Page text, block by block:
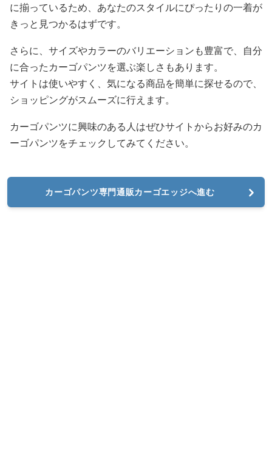
に揃っているため、あなたのスタイルにぴったりの一着が
きっと見つかるはずです。
さらに、サイズやカラーのバリエーションも豊富で、自分
に合ったカーゴパンツを選ぶ楽しさもあります。
サイトは使いやすく、気になる商品を簡単に探せるので、
ショッピングがスムーズに行えます。
カーゴパンツに興味のある人はぜひサイトからお好みのカ
ーゴパンツをチェックしてみてください。
カーゴパンツ専門通販カーゴエッジへ進む